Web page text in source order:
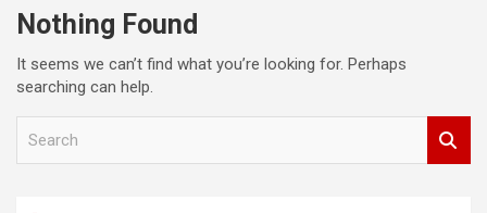
Nothing Found
It seems we can’t find what you’re looking for. Perhaps
searching can help.